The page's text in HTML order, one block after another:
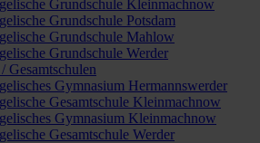
Grundschule Kleinmachnow
Grundschule Potsdam
Grundschule Mahlow
Grundschule Werder
Gesamtschulen
Gymnasium Hermannswerder
Gesamtschule Kleinmachnow
Gymnasium Kleinmachnow
Gesamtschule Werder